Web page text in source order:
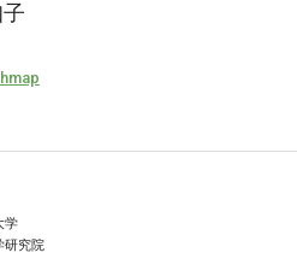
学
研究院